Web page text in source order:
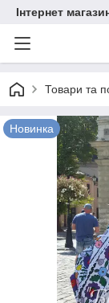
Інтернет
Товари та
Новинка